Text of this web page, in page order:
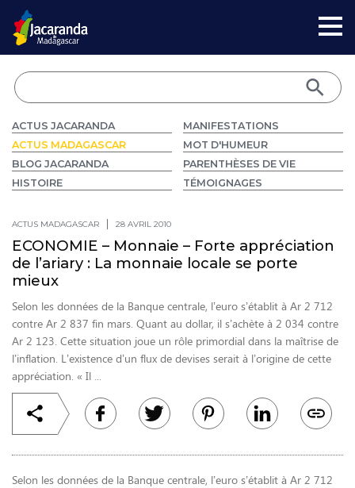
ACTUS JACARANDA
ACTUS MADAGASCAR
BLOG JACARANDA
HISTOIRE
MANIFESTATIONS
MOT D'HUMEUR
PARENTHÈSES DE VIE
TÉMOIGNAGES
ACTUS MADAGASCAR 28 AVRIL 2010
ECONOMIE – Monnaie – Forte appréciation
de l’ariary : La monnaie locale se porte
mieux
Selon les données de la Banque centrale, l’euro s’établit à Ar 2 712
contre Ar 2 837 fin mars. Quant au dollar, il s’achète à 2 034 contre
Ar 2 123. Cette situation joue un rôle primordial dans la maîtrise de
l’inflation. L’existence d’un flux de devises serait à l’origine de cette
appréciation. « Il ...
Selon les données de la Banque centrale, l’euro s’établit à Ar 2 712